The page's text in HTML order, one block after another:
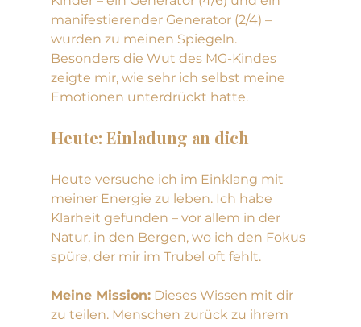
manifestierender Generator (2/4) –
wurden zu meinen Spiegeln.
Besonders die Wut des MG-Kindes
zeigte mir, wie sehr ich selbst meine
Emotionen unterdrückt hatte.
Heute: Einladung an dich
Heute versuche ich im Einklang mit
meiner Energie zu leben. Ich habe
Klarheit gefunden – vor allem in der
Natur, in den Bergen, wo ich den Fokus
spüre, der mir im Trubel oft fehlt.
Meine Mission: Dieses Wissen mit dir
zu teilen. Menschen zurück zu ihrem